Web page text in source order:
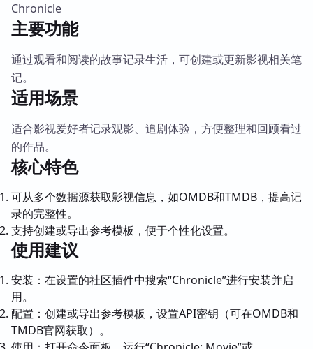
Chronicle
主要功能
通过观看和阅读的故事记录生活，可创建或更新影视相关笔
记。
适用场景
适合影视爱好者记录观影、追剧体验，方便整理和回顾看过
的作品。
核心特色
可从多个数据源获取影视信息，如OMDB和TMDB，提高记
录的完整性。
支持创建或导出参考模板，便于个性化设置。
使用建议
安装：在设置的社区插件中搜索“Chronicle”进行安装并启
用。
配置：创建或导出参考模板，设置API密钥（可在OMDB和
TMDB官网获取）。